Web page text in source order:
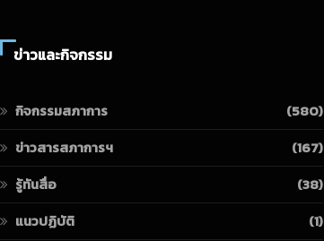
ข่าวและกิจกรรม
กิจกรรมสภาการ
(580)
ข่าวสารสภาการฯ
(167)
รู้ทันสื่อ
(38)
แนวปฏิบัติ
(1)